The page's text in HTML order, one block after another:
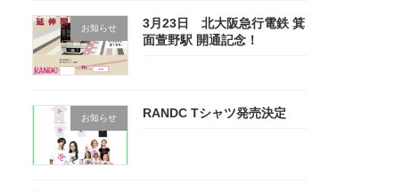
お知らせ
3月23日 北大阪急行電鉄 箕
面萱野駅 開通記念！
お知らせ RANDC Tシャツ発売決定